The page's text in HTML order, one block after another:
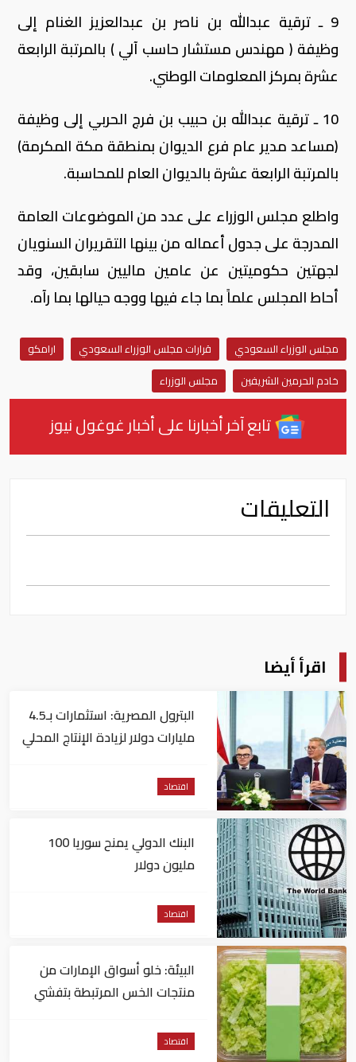
9 ـ ترقية عبدالله بن ناصر بن عبدالعزيز الغنام إلى
وظيفة ( مهندس مستشار حاسب آلي ) بالمرتبة الرابعة
عشرة بمركز المعلومات الوطني.
10 ـ ترقية عبدالله بن حبيب بن فرج الحربي إلى وظيفة
(مساعد مدير عام فرع الديوان بمنطقة مكة المكرمة)
بالمرتبة الرابعة عشرة بالديوان العام للمحاسبة.
واطلع مجلس الوزراء على عدد من الموضوعات العامة
المدرجة على جدول أعماله من بينها التقريران السنويان
لجهتين حكوميتين عن عامين ماليين سابقين، وقد
أحاط المجلس علماً بما جاء فيها ووجه حيالها بما رآه.
مجلس الوزراء السعودي قرارات مجلس الوزراء السعودي
ارامكو
خادم الحرمين الشريفين
مجلس الوزراء
تابع آخر أخبارنا على أخبار غوغول نيوز
التعليقات
اقرأ أيضا
البترول المصرية: استثمارات بـ4.5
مليارات دولار لزيادة الإنتاج المحلي
اقتصاد
البنك الدولي يمنح سوريا 100
مليون دولار
اقتصاد
البيئة: خلو أسواق الإمارات من
منتجات الخس المرتبطة بتفشي
اقتصاد